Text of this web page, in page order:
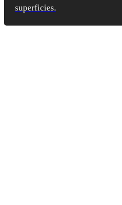
superficies.